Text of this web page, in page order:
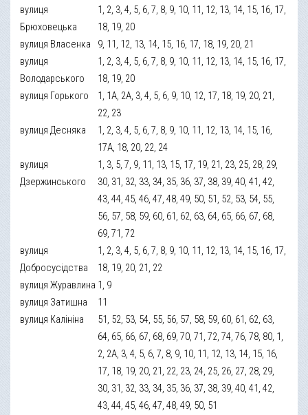
вулиця
Брюховецька
1, 2, 3, 4, 5, 6, 7, 8, 9, 10, 11, 12, 13, 14, 15, 16, 17,
18, 19, 20
вулиця Власенка
9, 11, 12, 13, 14, 15, 16, 17, 18, 19, 20, 21
вулиця
Володарського
1, 2, 3, 4, 5, 6, 7, 8, 9, 10, 11, 12, 13, 14, 15, 16, 17,
18, 19, 20
вулиця Горького
1, 1А, 2А, 3, 4, 5, 6, 9, 10, 12, 17, 18, 19, 20, 21,
22, 23
вулиця Десняка
1, 2, 3, 4, 5, 6, 7, 8, 9, 10, 11, 12, 13, 14, 15, 16,
17А, 18, 20, 22, 24
вулиця
Дзержинського
1, 3, 5, 7, 9, 11, 13, 15, 17, 19, 21, 23, 25, 28, 29,
30, 31, 32, 33, 34, 35, 36, 37, 38, 39, 40, 41, 42,
43, 44, 45, 46, 47, 48, 49, 50, 51, 52, 53, 54, 55,
56, 57, 58, 59, 60, 61, 62, 63, 64, 65, 66, 67, 68,
69, 71, 72
вулиця
Добросусідства
1, 2, 3, 4, 5, 6, 7, 8, 9, 10, 11, 12, 13, 14, 15, 16, 17,
18, 19, 20, 21, 22
вулиця Журавлина 1, 9
вулиця Затишна
11
вулиця Калініна
51, 52, 53, 54, 55, 56, 57, 58, 59, 60, 61, 62, 63,
64, 65, 66, 67, 68, 69, 70, 71, 72, 74, 76, 78, 80, 1,
2, 2А, 3, 4, 5, 6, 7, 8, 9, 10, 11, 12, 13, 14, 15, 16,
17, 18, 19, 20, 21, 22, 23, 24, 25, 26, 27, 28, 29,
30, 31, 32, 33, 34, 35, 36, 37, 38, 39, 40, 41, 42,
43, 44, 45, 46, 47, 48, 49, 50, 51